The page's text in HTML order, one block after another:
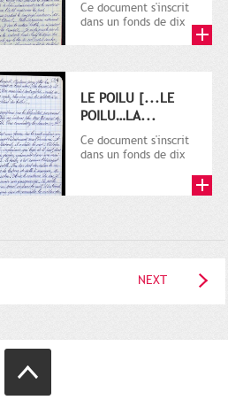
Ce document s'inscrit
dans un fonds de dix
LE POILU [...LE
POILU…LA...
Ce document s'inscrit
dans un fonds de dix
NEXT